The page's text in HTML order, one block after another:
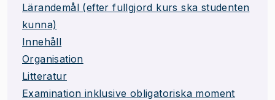
Lärandemål (efter fullgjord kurs ska studenten
kunna)
Innehåll
Organisation
Litteratur
Examination inklusive obligatoriska moment